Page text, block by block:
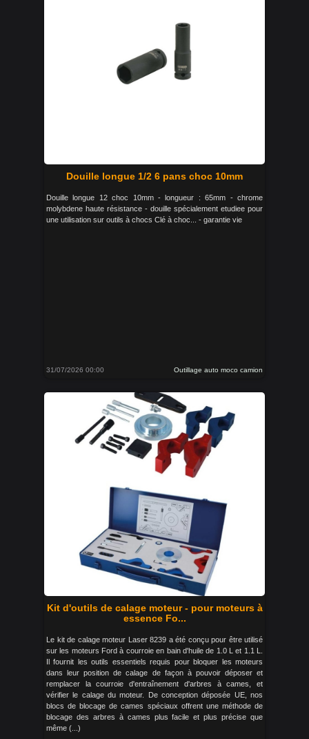
Douille longue 1/2 6 pans choc 10mm
Douille longue 12 choc 10mm - longueur : 65mm - chrome
molybdene haute résistance - douille spécialement etudiee pour
une utilisation sur outils à chocs Clé à choc... - garantie vie
31/07/2026 00:00 Outillage auto moco camion
Kit d'outils de calage moteur - pour moteurs à
essence Fo...
Le kit de calage moteur Laser 8239 a été conçu pour être utilisé
sur les moteurs Ford à courroie en bain d'huile de 1.0 L et 1.1 L.
Il fournit les outils essentiels requis pour bloquer les moteurs
dans leur position de calage de façon à pouvoir déposer et
remplacer la courroie d'entraînement d'arbres à cames, et
vérifier le calage du moteur. De conception déposée UE, nos
blocs de blocage de cames spéciaux offrent une méthode de
blocage des arbres à cames plus facile et plus précise que
même (...)